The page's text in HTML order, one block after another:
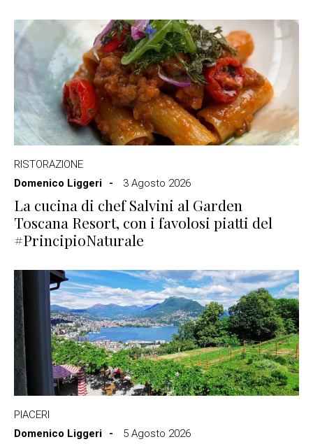
RISTORAZIONE
Domenico Liggeri
3 Agosto 2026
La cucina di chef Salvini al Garden
Toscana Resort, con i favolosi piatti del
#PrincipioNaturale
PIACERI
Domenico Liggeri
5 Agosto 2026